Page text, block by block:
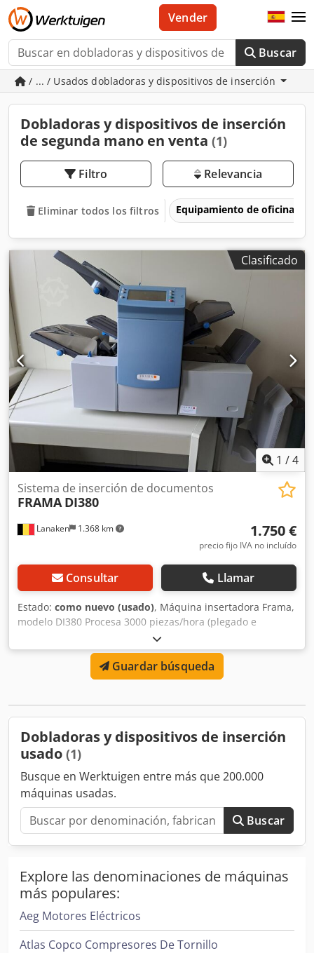
Buscar
Vender
/ ... / Usados dobladoras y dispositivos de inserción
Dobladoras y dispositivos de inserción
de segunda mano en venta (1)
Filtro Relevancia
Eliminar todos los filtros Equipamiento de oficina
Clasificado
1 /4
Lanaken 1.368 km
Sistema de inserción de documentos
FRAMA DI380
1.750 €
precio fijo IVA no incluído
Consultar Llamar
Estado: como nuevo (usado), Máquina insertadora Frama,
modelo DI380 Procesa 3000 piezas/hora (plegado e
insertado) Tipos de plegado: Plegado en C, plegado en Z,
plegado simple, plegado doble Sellado: sí Capacidad de
entrada de papel: 325 Capacidad de entrada de insertos:
100 Capacidad de entrada de sobres: 100 Dsdpsyir Htofx
Guardar búsqueda
Dobladoras y dispositivos de inserción
usado (1)
Busque en Werktuigen entre más que 200.000
máquinas usadas.
Buscar
Explore las denominaciones de máquinas
más populares:
Aeg Motores Eléctricos
Atlas Copco Compresores De Tornillo